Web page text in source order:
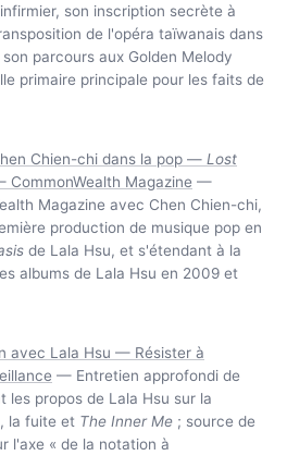
son inscription secrète à
de l'opéra taïwanais dans
parcours aux Golden Melody
primaire principale pour les faits de
Chien-chi dans la pop — Lost
Magazine —
Magazine avec Chen Chien-chi,
production de musique pop en
de Lala Hsu, et s'étendant à la
albums de Lala Hsu en 2009 et
avec Lala Hsu — Résister à
— Entretien approfondi de
les propos de Lala Hsu sur la
la fuite et The Inner Me ; source de
l'axe « de la notation à